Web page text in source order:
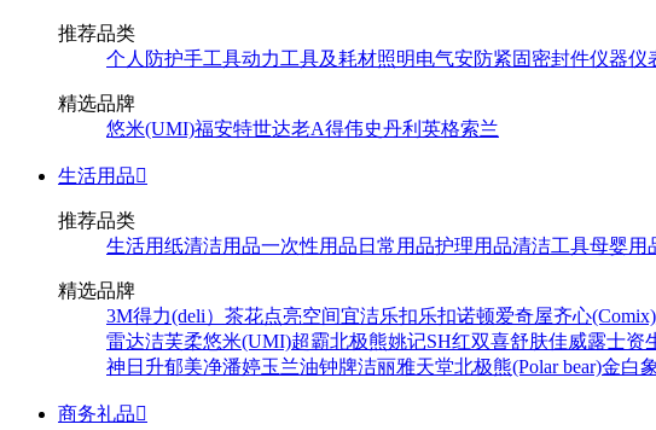
推荐品类
个人防护手工具动力工具及耗材照明电气安防紧固密封件仪器仪
精选品牌
悠米(UMI)福安特世达老A得伟史丹利 英格索兰
生活用品
推荐品类
生活用纸清洁用品一次性用品 日常用品护理用品清洁工具母婴用
精选品牌
3M得力(deli） 茶花点亮空间宜洁乐扣乐扣诺顿爱奇屋齐心(Comix)
雷达洁芙柔悠米(UMI)超霸北极熊姚记SH红双喜舒肤佳威露士资
神 日升郁美净潘婷玉兰油钟牌洁丽雅天堂北极熊(Polar bear)金白象
商务礼品